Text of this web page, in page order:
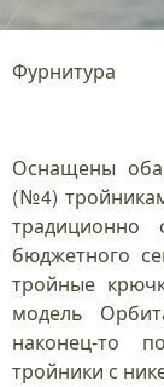
Фурнитура
Оснащены
(№4)
традиционно
бюджетного
тройные
модель
наконец-то
тройники с